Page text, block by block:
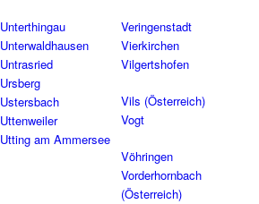
Unterthingau
Unterwaldhausen
Untrasried
Ursberg
Ustersbach
Uttenweiler
Utting am Ammersee
Veringenstadt
Vierkirchen
Vilgertshofen
Vils (Österreich)
Vogt
Vöhringen
Vorderhornbach
(Österreich)